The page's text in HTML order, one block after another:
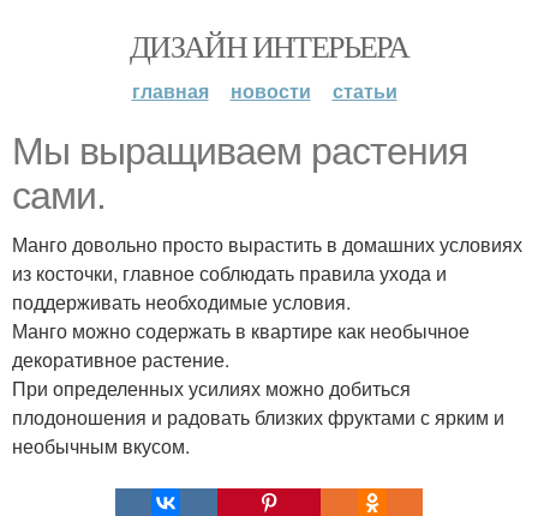
ДИЗАЙН ИНТЕРЬЕРА
главная новости статьи
Мы выращиваем растения
сами.
Манго довольно просто вырастить в домашних условиях
из косточки, главное соблюдать правила ухода и
поддерживать необходимые условия.
Манго можно содержать в квартире как необычное
декоративное растение.
При определенных усилиях можно добиться
плодоношения и радовать близких фруктами с ярким и
необычным вкусом.